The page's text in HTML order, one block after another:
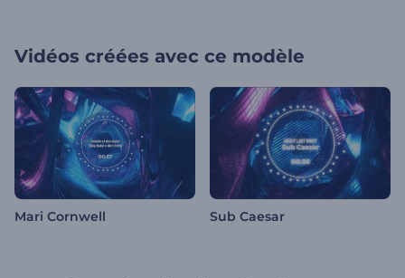
Vidéos créées avec ce modèle
Mari Cornwell Sub Caesar